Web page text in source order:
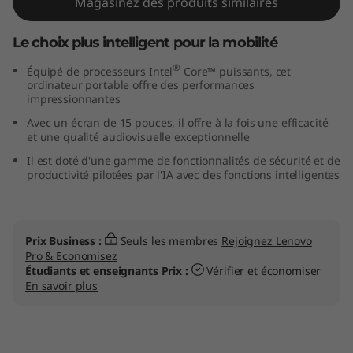
n
9
1
5
Le choix plus intelligent pour la mobilité
Équipé de processeurs Intel® Core™ puissants, cet
ordinateur portable offre des performances
impressionnantes
Avec un écran de 15 pouces, il offre à la fois une efficacité
et une qualité audiovisuelle exceptionnelle
Il est doté d'une gamme de fonctionnalités de sécurité et de
productivité pilotées par l'IA avec des fonctions intelligentes
Prix Business : Seuls les membres Rejoignez Lenovo
Pro & Economisez
Étudiants et enseignants Prix :
Vérifier et économiser
En savoir plus